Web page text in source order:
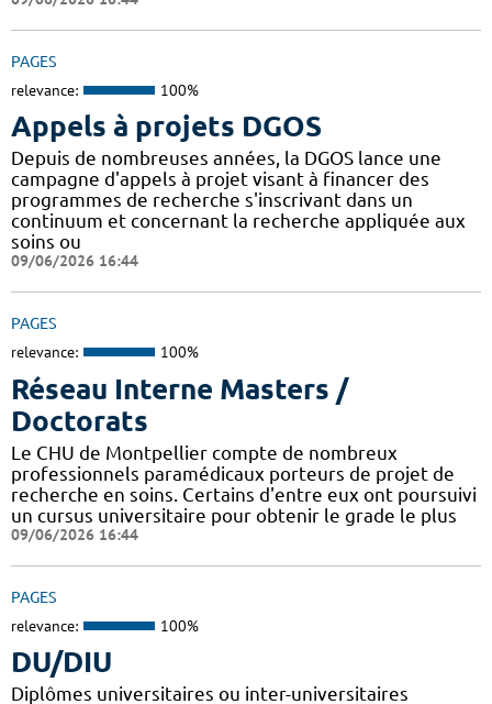
PAGES
relevance: 100%
Appels à projets DGOS
Depuis de nombreuses années, la DGOS lance une
campagne d'appels à projet visant à financer des
programmes de recherche s'inscrivant dans un
continuum et concernant la recherche appliquée aux
soins ou
09/06/2026 16:44
PAGES
relevance: 100%
Réseau Interne Masters /
Doctorats
Le CHU de Montpellier compte de nombreux
professionnels paramédicaux porteurs de projet de
recherche en soins. Certains d'entre eux ont poursuivi
un cursus universitaire pour obtenir le grade le plus
09/06/2026 16:44
PAGES
relevance: 100%
DU/DIU
Diplômes universitaires ou inter-universitaires